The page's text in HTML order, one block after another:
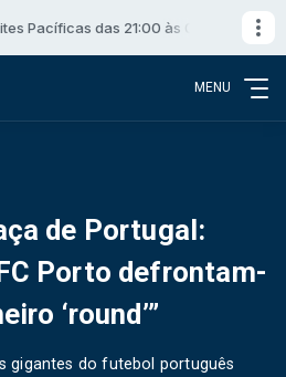
Pacíficas das 21:00 às 00:00
MENU
de Portugal:
Porto defrontam-
‘round’”
gigantes do futebol português